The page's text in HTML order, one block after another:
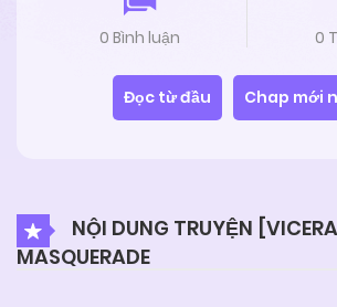
0 Bình luận 0
Đọc từ đầu Chap mới
NỘI DUNG TRUYỆN
MASQUERADE